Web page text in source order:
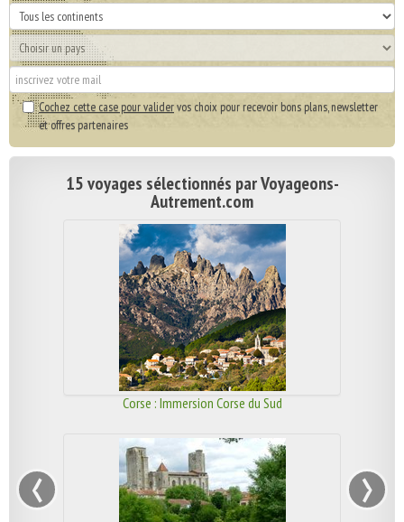
Cochez cette case pour validervos choix pour recevoir bons plans, newsletter
et offres partenaires
15 voyages sélectionnés par Voyageons-
Autrement.com
Corse : Immersion Corse du Sud
‹ ›